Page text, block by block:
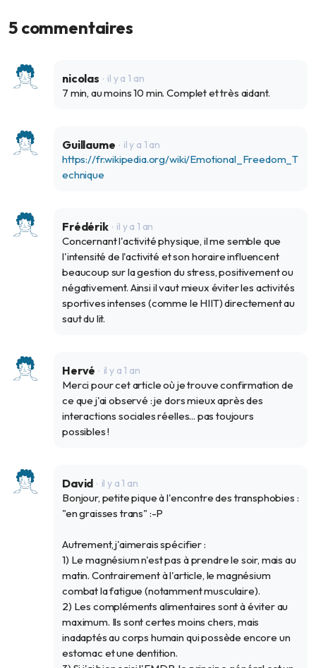
vraiment dans notre cerveau ?
5 commentaires
nicolas il y a 1 an
7 min, au moins 10 min. Complet et très aidant.
Guillaume il y a 1 an
https://fr.wikipedia.org/wiki/Emotional_Freedom_T
echnique
Frédérik il y a 1 an
Concernant l'activité physique, il me semble que
l'intensité de l'activité et son horaire influencent
beaucoup sur la gestion du stress, positivement ou
négativement. Ainsi il vaut mieux éviter les activités
sportives intenses (comme le HIIT) directement au
saut du lit.
Hervé il y a 1 an
Merci pour cet article où je trouve confirmation de
ce que j'ai observé : je dors mieux après des
interactions sociales réelles... pas toujours
possibles !
David il y a 1 an
Bonjour, petite pique à l'encontre des transphobies :
"en graisses trans" :-P
Autrement, j'aimerais spécifier :
1) Le magnésium n'est pas à prendre le soir, mais au
matin. Contrairement à l'article, le magnésium
combat la fatigue (notamment musculaire).
2) Les compléments alimentaires sont à éviter au
maximum. Ils sont certes moins chers, mais
inadaptés au corps humain qui possède encore un
estomac et une dentition.